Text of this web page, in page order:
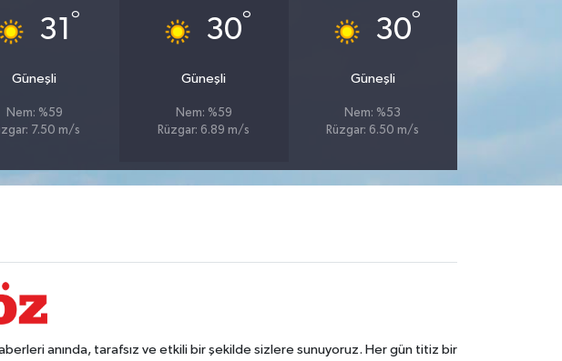
31 °
Güneşli
Nem: %59
7.50 m/s
30°
Güneşli
Nem: %59
Rüzgar: 6.89 m/s
30°
Güneşli
Nem: %53
Rüzgar: 6.50 m/s
anında, tarafsız ve etkili bir şekilde sizlere sunuyoruz. Her gün titiz bir